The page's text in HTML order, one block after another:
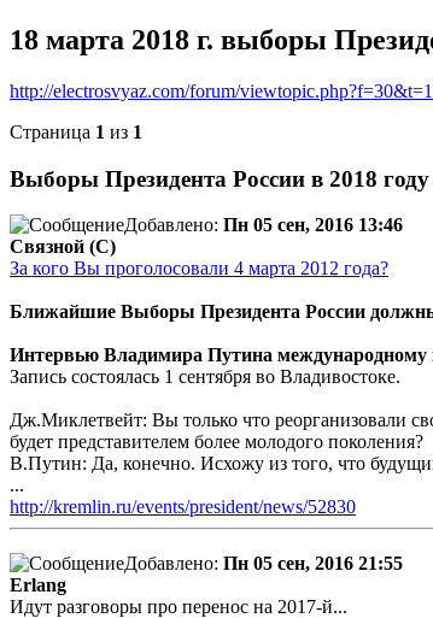
18 марта 2018 г. выборы
http://electrosvyaz.com/forum/
Страница 1 из 1
Выборы Президента России в 2018 году
Добавлено: Пн 05 сен, 2016 13:46
Связной (С)
За кого Вы проголосовали 4 марта 2012 года?
Ближайшие Выборы Президента России должны
Интервью Владимира Путина международному
Запись состоялась 1 сентября во Владивостоке.
Дж.Миклетвейт: Вы только что реорганизовали
будет представителем более молодого поколения?
В.Путин: Да, конечно. Исхожу из того, что
...
http://kremlin.ru/events/president/news/52830
Добавлено: Пн 05 сен, 2016 21:55
Erlang
Идут разговоры про перенос на 2017-й...